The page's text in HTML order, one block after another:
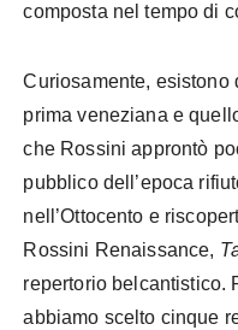
composta nel tempo di
Curiosamente,
prima veneziana e
che Rossini approntò
pubblico dell’epoca
nell’Ottocento e
Rossini Renaissance,
repertorio belcantistico.
abbiamo scelto cinque